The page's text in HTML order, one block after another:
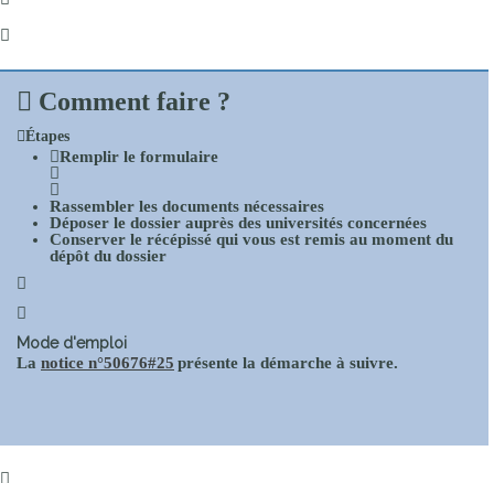
Comment faire ?
Étapes
Remplir le formulaire
Rassembler les documents nécessaires
Déposer le dossier auprès des universités concernées
Conserver le récépissé qui vous est remis au moment du
dépôt du dossier
Mode d'emploi
La notice n°50676#25 présente la démarche à suivre.